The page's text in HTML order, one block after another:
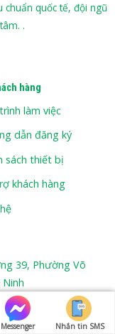
chuẩn quốc tế, đội ngũ
.
hàng
làm việc
dẫn đăng ký
sách thiết bị
khách hàng
39, Phường Võ
Linh Trung,
Messenger Nhắn tin SMS